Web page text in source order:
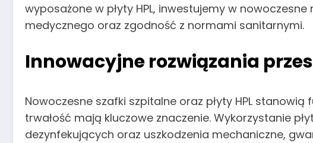
wyposażone w płyty HPL, inwestujemy w
medycznego oraz zgodność z normami sanitarnymi.
Innowacyjne rozwiązania
Nowoczesne szafki szpitalne oraz płyty HPL
trwałość mają kluczowe znaczenie. Wykorzystanie
dezynfekujących oraz uszkodzenia mechaniczne,